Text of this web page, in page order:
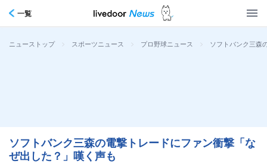
一覧
ニューストップ > スポーツニュース > プロ野球ニュース > ソフトバンク三森
ソフトバンク三森の電撃トレードにファン衝撃「な
ぜ出した？」嘆く声も